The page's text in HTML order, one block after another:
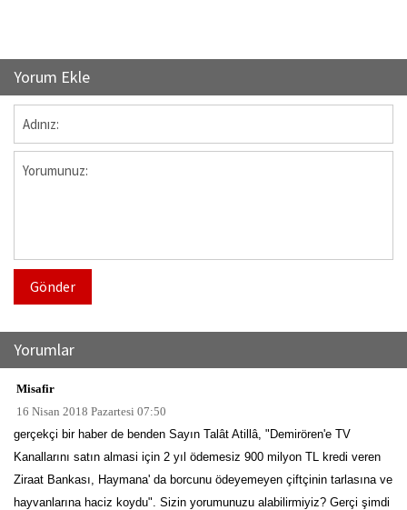
Yorum Ekle
Gönder
Yorumlar
Misafir
16 Nisan 2018 Pazartesi 07:50
gerçekçi bir haber de benden Sayın Talât Atillâ, "Demirören'e TV
Kanallarını satın almasi için 2 yıl ödemesiz 900 milyon TL kredi veren
Ziraat Bankası, Haymana' da borcunu ödeyemeyen çiftçinin tarlasına ve
hayvanlarına haciz koydu". Sizin yorumunuzu alabilirmiyiz? Gerçi şimdi